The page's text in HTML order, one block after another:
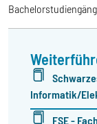
Informatik/
FSE -